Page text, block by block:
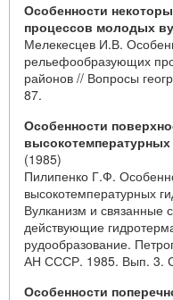
Особенности
процессов молодых
Мелекесцев И.В.
рельефообразующих
районов // Вопросы
87.
Особенности
(1985)
Пилипенко Г.Ф.
высокотемпературных
Вулканизм и связанные
действующие
рудообразование.
АН СССР. 1985. Вып. 3.
Особенности